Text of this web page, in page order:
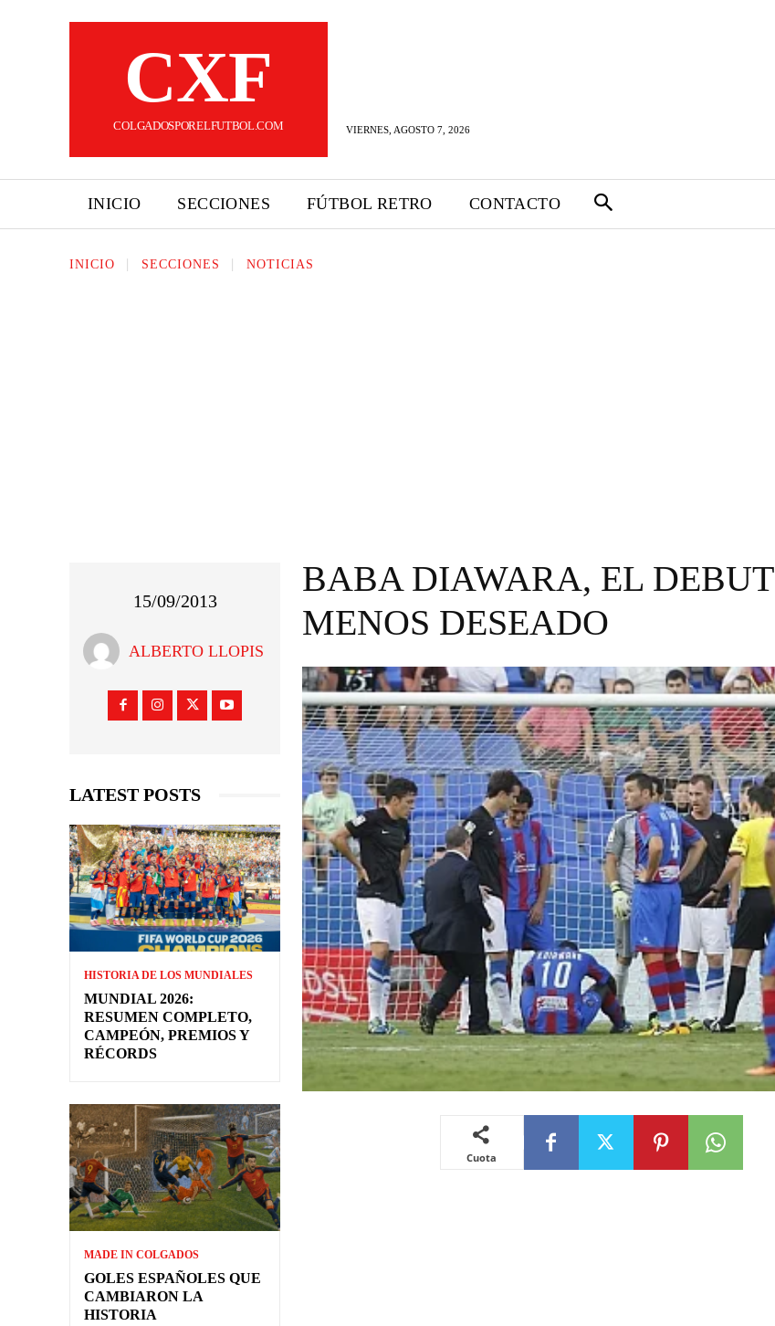
CXF
COLGADOSPORELFUTBOL.COM VIERNES, AGOSTO 7, 2026
INICIO SECCIONES FÚTBOL RETRO CONTACTO
INICIO SECCIONES NOTICIAS
15/09/2013
ALBERTO LLOPIS
LATEST POSTS
HISTORIA DE LOS MUNDIALES
MUNDIAL 2026:
RESUMEN COMPLETO,
CAMPEÓN, PREMIOS Y
RÉCORDS
MADE IN COLGADOS
GOLES ESPAÑOLES QUE
CAMBIARON LA
HISTORIA
BABA DIAWARA, EL DEBUT
MENOS DESEADO
Cuota